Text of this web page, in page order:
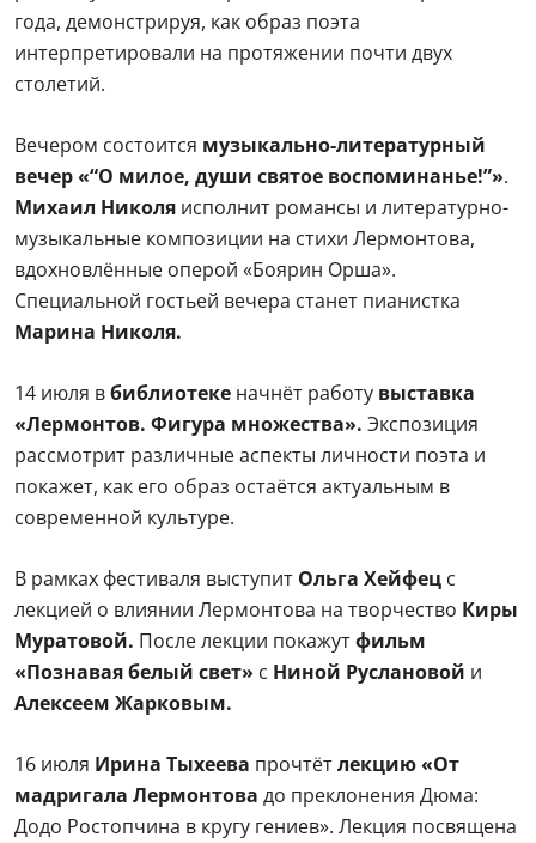
года, демонстрируя, как образ поэта
интерпретировали на протяжении почти двух
столетий.
Вечером состоится музыкально-литературный
вечер «“О милое, души святое воспоминанье!”».
Михаил Николя исполнит романсы и литературно-
музыкальные композиции на стихи Лермонтова,
вдохновлённые оперой «Боярин Орша».
Специальной гостьей вечера станет пианистка
Марина Николя.
14 июля вбиблиотеке начнёт работу выставка
«Лермонтов. Фигура множества». Экспозиция
рассмотрит различные аспекты личности поэта и
покажет, как его образ остаётся актуальным в
современной культуре.
В рамках фестиваля выступит Ольга Хейфец с
лекцией о влиянии Лермонтова на творчество Киры
Муратовой. После лекции покажутфильм
«Познавая белый свет» с Ниной Руслановой и
Алексеем Жарковым.
16 июля Ирина Тыхеева прочтётлекцию «От
мадригала Лермонтова до преклонения Дюма:
Додо Ростопчина в кругу гениев». Лекция посвящена